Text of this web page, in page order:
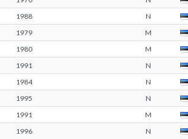
1988 N
1979 M
1980 M
1991 N
1984 N
1995 N
1991 M
1996 N